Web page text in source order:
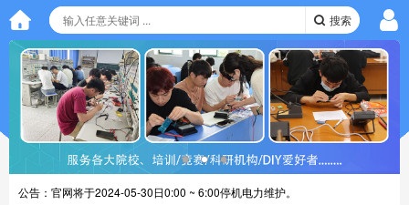
搜索
公告： 官网将于2024-05-30日0:00 ~ 6:00停机电力维护。